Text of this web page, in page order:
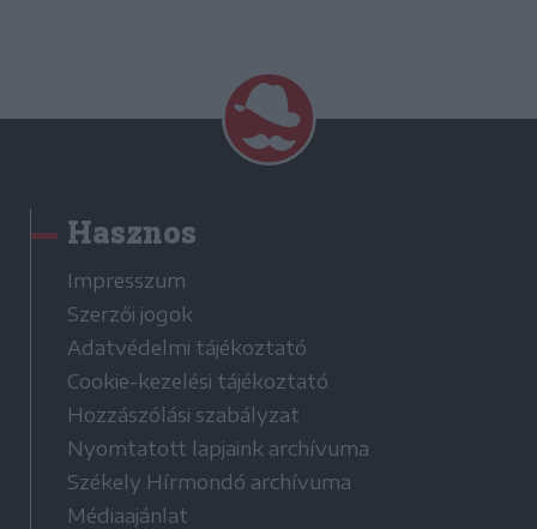
Hasznos
Impresszum
Szerzői jogok
Adatvédelmi tájékoztató
Cookie-kezelési tájékoztató
Hozzászólási szabályzat
Nyomtatott lapjaink archívuma
Székely Hírmondó archívuma
Médiaajánlat